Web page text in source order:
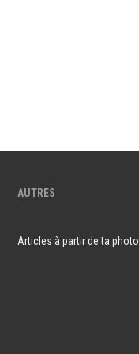
AUTRES
Articles à partir de ta photo